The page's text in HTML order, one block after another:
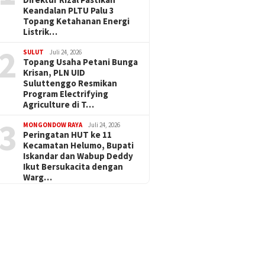
Keandalan PLTU Palu 3
Topang Ketahanan Energi
Listrik…
SULUT Juli 24, 2026
Topang Usaha Petani Bunga
Krisan, PLN UID
Suluttenggo Resmikan
Program Electrifying
Agriculture di T…
MONGONDOW RAYA Juli 24, 2026
Peringatan HUT ke 11
Kecamatan Helumo, Bupati
Iskandar dan Wabup Deddy
Ikut Bersukacita dengan
Warg…